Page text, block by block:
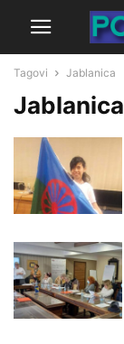
Tagovi Jablanica
Jablanica